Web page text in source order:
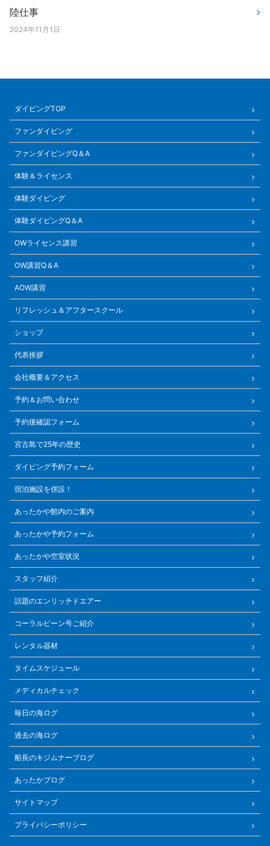
陸仕事
2024年11月1日
ダイビングTOP
ファンダイビング
ファンダイビングQ＆A
体験＆ライセンス
体験ダイビング
体験ダイビングQ＆A
OWライセンス講習
OW講習Q＆A
AOW講習
リフレッシュ＆アフタースクール
ショップ
代表挨拶
会社概要＆アクセス
予約＆お問い合わせ
予約後確認フォーム
宮古島で25年の歴史
ダイビング予約フォーム
宿泊施設を併設！
あったかや館内のご案内
あったかや予約フォーム
あったかや空室状況
スタッフ紹介
話題のエンリッチドエアー
コーラルビーン号ご紹介
レンタル器材
タイムスケジュール
メディカルチェック
毎日の海ログ
過去の海ログ
船長のキジムナーブログ
あったかブログ
サイトマップ
プライバシーポリシー